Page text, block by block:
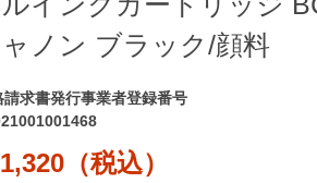
ノン ブラック/顔料
請求書発行事業者登録番号
（税込）